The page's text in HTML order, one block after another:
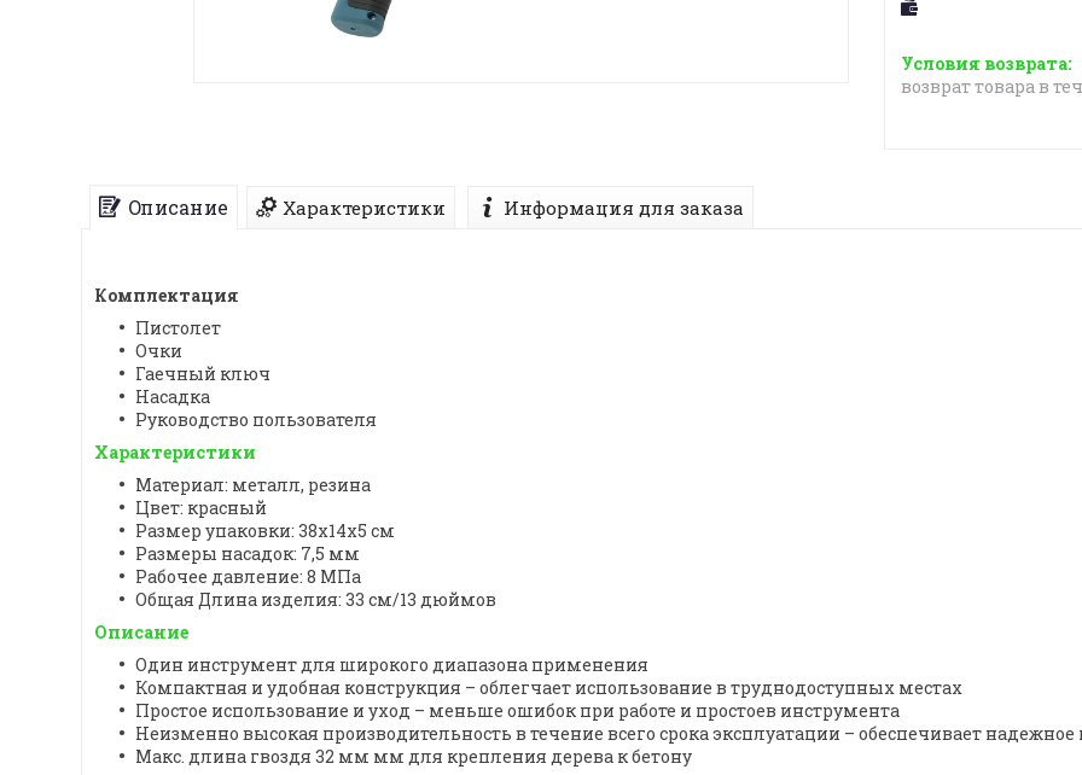
возврат товара в
Описание Характеристики Информация для заказа
Комплектация
Пистолет
Очки
Гаечный ключ
Насадка
Руководство пользователя
Характеристики
Материал: металл, резина
Цвет: красный
Размер упаковки: 38x14x5 см
Размеры насадок: 7,5 мм
Рабочее давление: 8 МПа
Общая Длина изделия: 33 см/13 дюймов
Описание
Один инструмент для широкого диапазона применения
Компактная и удобная конструкция – облегчает использование в труднодоступных местах
Простое использование и уход – меньше ошибок при работе и простоев инструмента
Неизменно высокая производительность в течение всего срока эксплуатации – обеспечивает
Макс. длина гвоздя 32 мм мм для крепления дерева к бетону